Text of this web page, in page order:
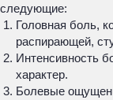
следующие:
Головная боль,
распирающей,
Интенсивность
характер.
Болевые